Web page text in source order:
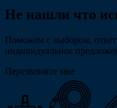
Не нашли что
Поможем с выбором,
индивидуальное
Перезвоните мне